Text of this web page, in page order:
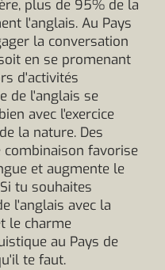
plus de 95% de la
l'anglais. Au Pays
la conversation
en se promenant
d'activités
de l'anglais se
avec l'exercice
la nature. Des
favorise
et augmente le
tu souhaites
l'anglais avec la
le charme
au Pays de
te faut.